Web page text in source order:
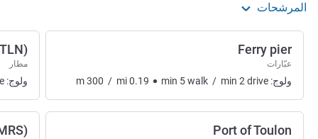
المرشحات
Ferry pier
عبّارات
ولوج: m300 / mi0.19 min 5walk / min 2 drive
Port of Toulon
مطار
ولوج: